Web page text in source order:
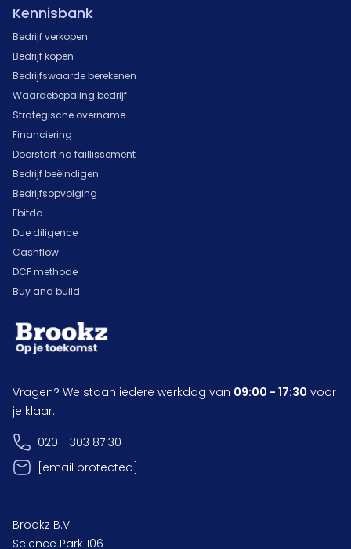
Kennisbank
Bedrijf verkopen
Bedrijf kopen
Bedrijfswaarde berekenen
Waardebepaling bedrijf
Strategische overname
Financiering
Doorstart na faillissement
Bedrijf beëindigen
Bedrijfsopvolging
Ebitda
Due diligence
Cashflow
DCF methode
Buy and build
Vragen? We staan iedere werkdag van 09:00 - 17:30 voor
je klaar.
020 - 303 87 30
[email protected]
Brookz B.V.
Science Park 106